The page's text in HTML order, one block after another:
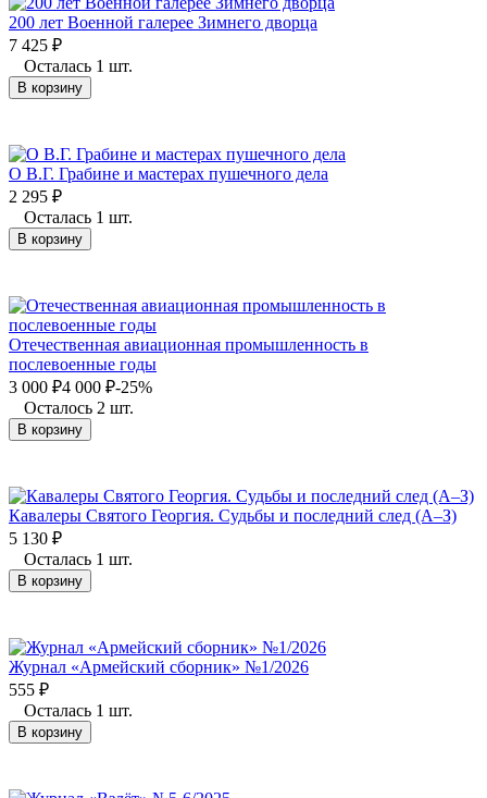
200 лет Военной галерее Зимнего дворца
7 425 ₽
Осталась 1 шт.
В корзину
О В.Г. Грабине и мастерах пушечного дела
2 295 ₽
Осталась 1 шт.
В корзину
Отечественная авиационная промышленность в
послевоенные годы
3 000 ₽4 000 ₽-25%
Осталось 2 шт.
В корзину
Кавалеры Святого Георгия. Судьбы и последний след (А–З)
5 130 ₽
Осталась 1 шт.
В корзину
Журнал «Армейский сборник» №1/2026
555 ₽
Осталась 1 шт.
В корзину